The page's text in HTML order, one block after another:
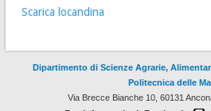
Scarica locandina
Dipartimento di Scienze Agrarie,
Politecnica delle
Via Brecce Bianche 10, 60131